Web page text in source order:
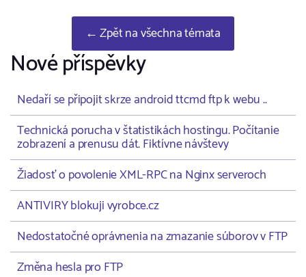
← Zpět na všechna témata
Nové příspěvky
Nedaří se připojit skrze android ttcmd ftp k webu ..
Technická porucha v štatistikách hostingu. Počítanie
zobrazení a prenusu dát. Fiktívne návštevy
Žiadosť o povolenie XML-RPC na Nginx serveroch
ANTIVIRY blokuji vyrobce.cz
Nedostatočné oprávnenia na zmazanie súborov v FTP
Změna hesla pro FTP